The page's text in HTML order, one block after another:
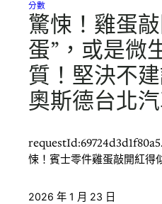
分數
驚悚！雞蛋
蛋”，或是微
質！堅決不
奧斯德台北
悚！賓士零件雞蛋敲開紅得
2026 年 1 月 23 日